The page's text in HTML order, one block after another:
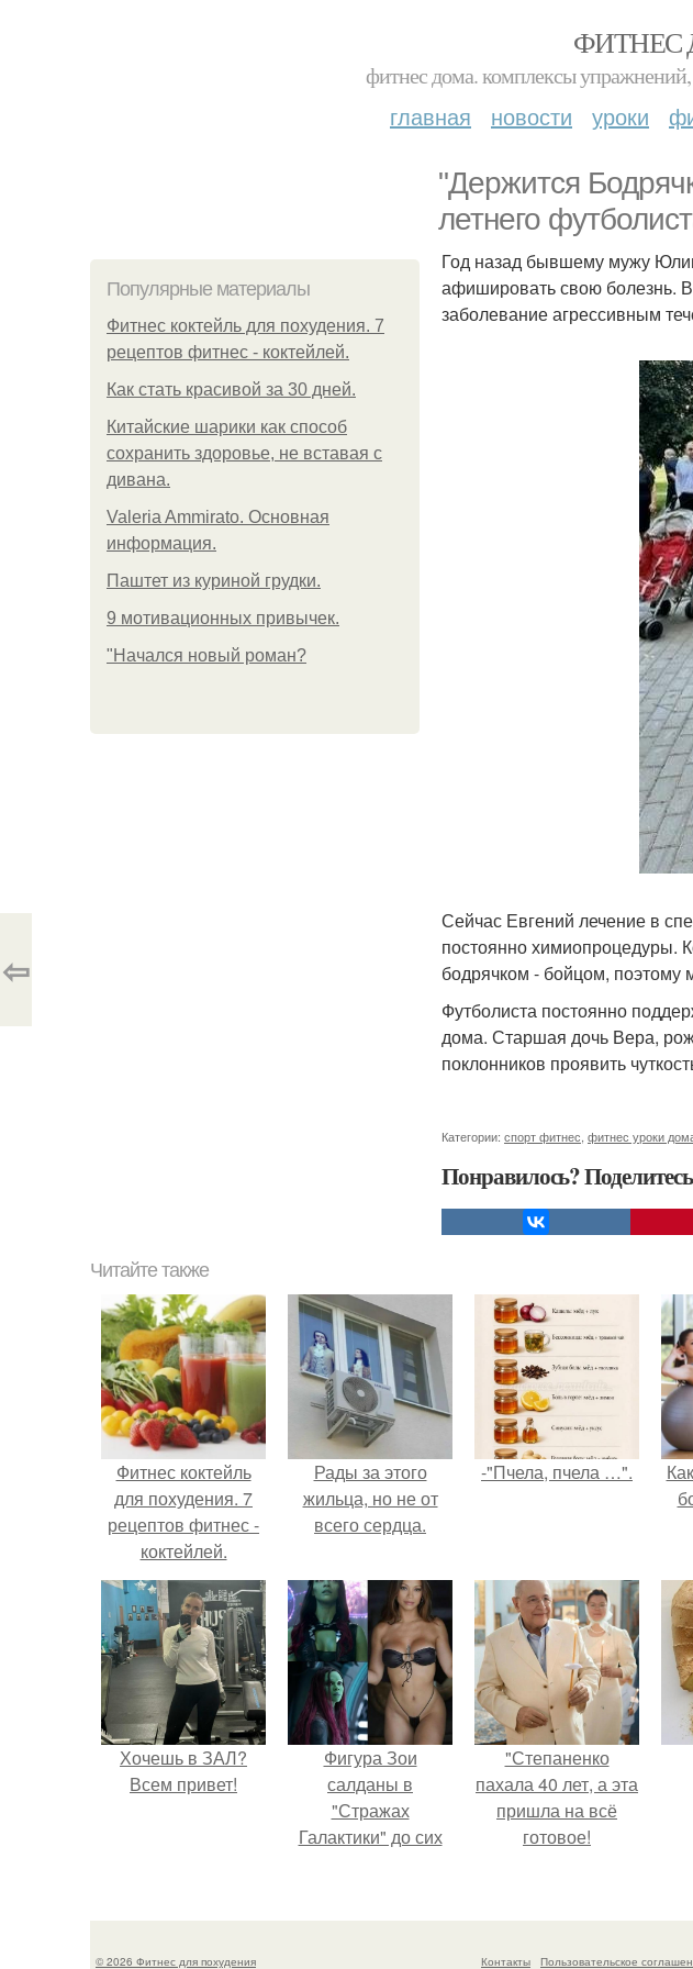
ФИТНЕС
фитнес дома. комплексы
главная новости уроки
"Держится
летнего
Популярные материалы
Фитнес коктейль для похудения. 7
рецептов фитнес - коктейлей.
Как стать красивой за 30 дней.
Китайские шарики как способ
сохранить здоровье, не вставая с
дивана.
Valeria Ammirato. Основная
информация.
Паштет из куриной грудки.
9 мотивационных привычек.
"Начался новый роман?
Год назад бывшему мужу
афишировать свою болезнь.
заболевание агрессивным
Сейчас Евгений лечение в
постоянно химиопроцедуры.
бодрячком - бойцом, поэтому
Футболиста постоянно
дома. Старшая дочь Вера,
поклонников проявить
Категории: спорт фитнес фитнес уроки
Понравилось?
⇦
Читайте также
Фитнес коктейль
для похудения. 7
рецептов фитнес -
коктейлей.
Рады за этого
жильца, но не от
всего сердца.
-"Пчела, пчела …".
Хочешь в ЗАЛ?
Всем привет!
Фигура Зои
салданы в
"Стражах
Галактики" до сих
"Степаненко
пахала 40 лет, а эта
пришла на всё
готовое!
© 2026 Фитнес для похудения Контакты Пользовательское